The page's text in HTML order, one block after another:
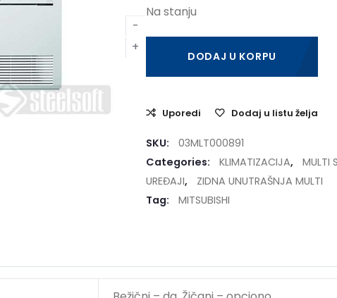
Na stanju
DODAJ U KORPU
Uporedi Dodaj u listu želja
SKU:
03MLT000891
Categories:
KLIMATIZACIJA,
MULTI
UREĐAJI,
ZIDNA UNUTRAŠNJA MULTI
Tag:
MITSUBISHI